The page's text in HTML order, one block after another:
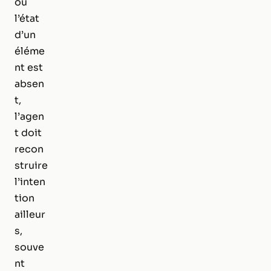
l’état
d’un
éléme
nt est
absen
t,
l’agen
t doit
recon
struire
l’inten
tion
ailleur
s,
souve
nt